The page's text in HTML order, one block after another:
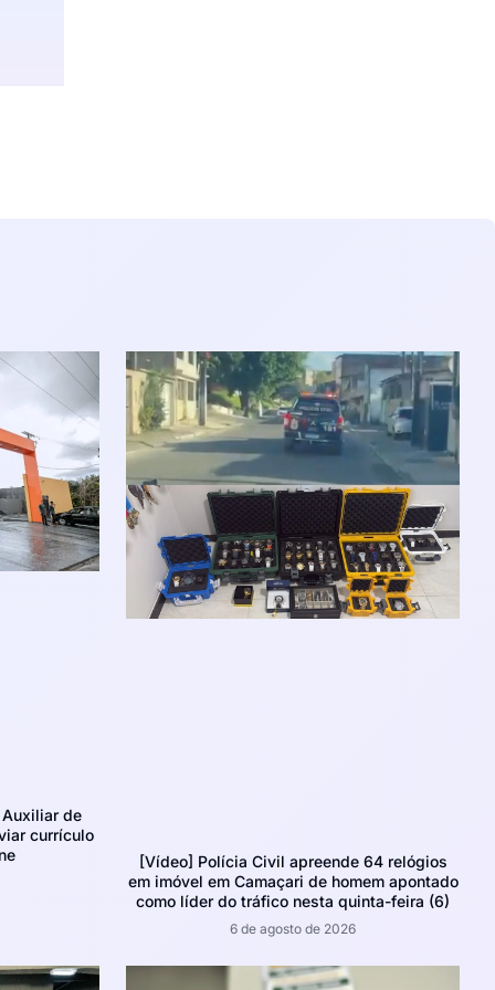
de
currículo
[Vídeo] Polícia Civil apreende 64 relógios
em imóvel em Camaçari de homem apontado
como líder do tráfico nesta quinta-feira (6)
6 de agosto de 2026